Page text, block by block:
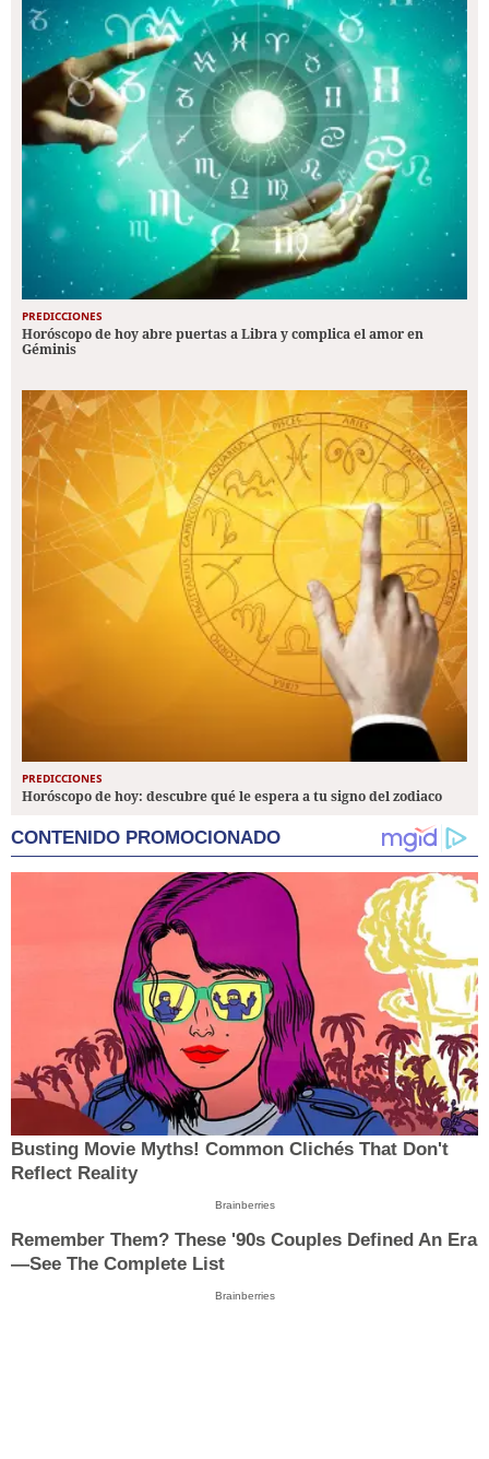
PREDICCIONES
Horóscopo de hoy abre puertas a Libra y complica el amor en
Géminis
PREDICCIONES
Horóscopo de hoy: descubre qué le espera a tu signo del zodiaco
CONTENIDO PROMOCIONADO
Busting Movie Myths! Common Clichés That Don't
Reflect Reality
Brainberries
Remember Them? These '90s Couples Defined An Era
—See The Complete List
Brainberries